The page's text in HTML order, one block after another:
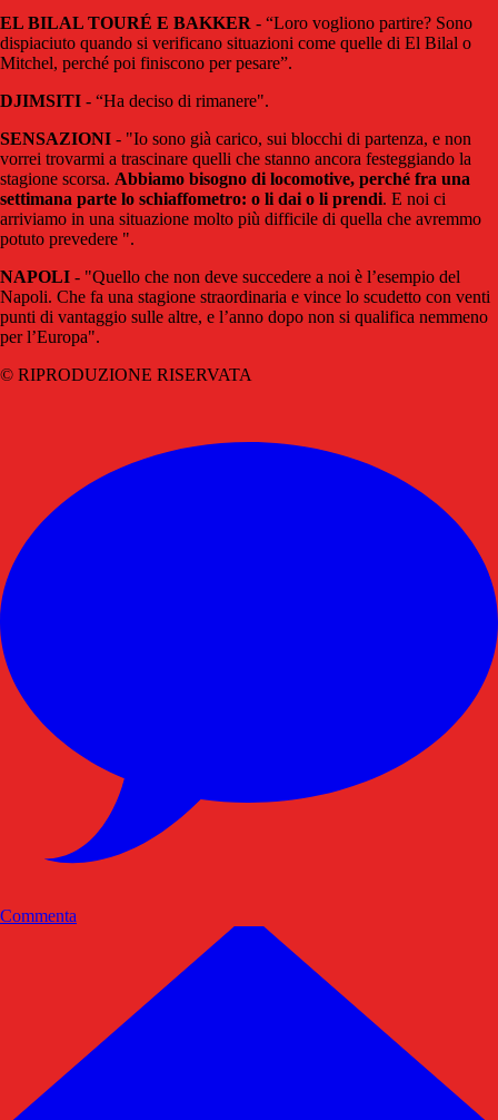
EL BILAL TOURÉ E BAKKER - “Loro vogliono partire? Sono
dispiaciuto quando si verificano situazioni come quelle di El Bilal o
Mitchel, perché poi finiscono per pesare”.
DJIMSITI - “Ha deciso di rimanere".
SENSAZIONI - "Io sono già carico, sui blocchi di partenza, e non
vorrei trovarmi a trascinare quelli che stanno ancora festeggiando la
stagione scorsa. Abbiamo bisogno di locomotive, perché fra una
settimana parte lo schiaffometro: o li dai o li prendi. E noi ci
arriviamo in una situazione molto più difficile di quella che avremmo
potuto prevedere ".
NAPOLI - "Quello che non deve succedere a noi è l’esempio del
Napoli. Che fa una stagione straordinaria e vince lo scudetto con venti
punti di vantaggio sulle altre, e l’anno dopo non si qualifica nemmeno
per l’Europa".
© RIPRODUZIONE RISERVATA
Commenta